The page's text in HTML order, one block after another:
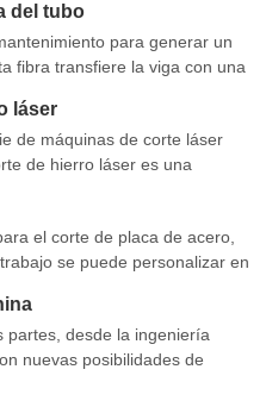
del tubo
para generar un
fibra transfiere la viga con una
láser
de máquinas de corte láser
de hierro láser es una
el corte de placa de acero,
se puede personalizar en
partes, desde la ingeniería
nuevas posibilidades de